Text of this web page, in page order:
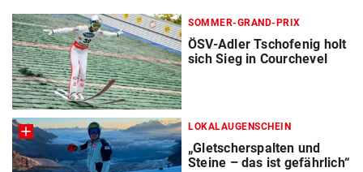
SOMMER-GRAND-PRIX
ÖSV-Adler Tschofenig holt
sich Sieg in Courchevel
LOKALAUGENSCHEIN
„Gletscherspalten und
Steine – das ist gefährlich“